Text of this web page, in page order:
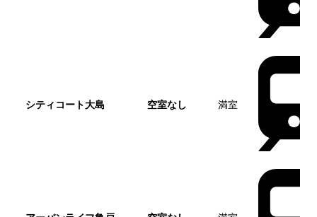
シティコート大島 空室なし 満室